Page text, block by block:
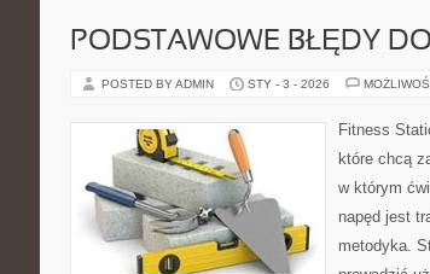
PODSTAWOWE BŁĘDY
POSTED BY ADMIN STY - 3 - 2026
Fitness
które chcą
w którym
napęd jest
metodyka.